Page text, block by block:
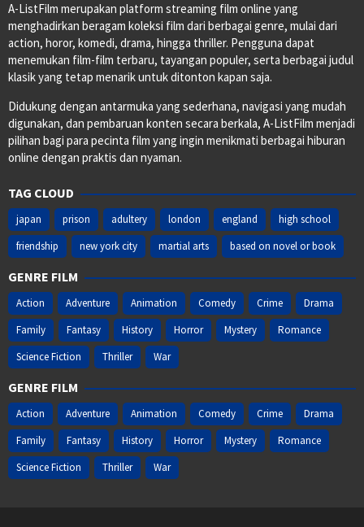
A-ListFilm merupakan platform streaming film online yang
menghadirkan beragam koleksi film dari berbagai genre, mulai dari
action, horor, komedi, drama, hingga thriller. Pengguna dapat
menemukan film-film terbaru, tayangan populer, serta berbagai judul
klasik yang tetap menarik untuk ditonton kapan saja.
Didukung dengan antarmuka yang sederhana, navigasi yang mudah
digunakan, dan pembaruan konten secara berkala, A-ListFilm menjadi
pilihan bagi para pecinta film yang ingin menikmati berbagai hiburan
online dengan praktis dan nyaman.
TAG CLOUD
japan prison adultery london england
high school
friendship
new york city martial arts based on novel or book
GENRE FILM
Action Adventure Animation Comedy Crime
Drama
Family
Fantasy History Horror Mystery
Romance
Science Fiction
Thriller War
GENRE FILM
Action Adventure Animation Comedy Crime
Drama
Family
Fantasy History Horror Mystery
Romance
Science Fiction
Thriller War